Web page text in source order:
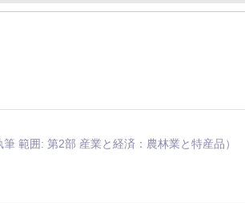
範囲: 第2部 産業と経済：農林業と特産品）